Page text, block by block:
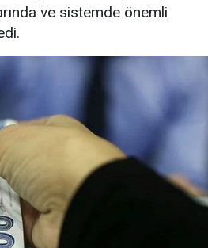
ve sistemde önemli